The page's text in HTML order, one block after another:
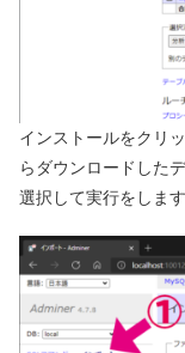
インストールをクリ
らダウンロードした
選択して実行をします